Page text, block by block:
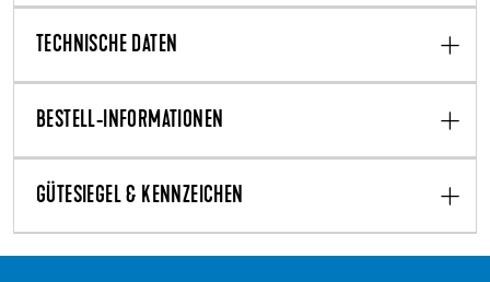
TECHNISCHE DATEN
BESTELL-INFORMATIONEN
GÜTESIEGEL & KENNZEICHEN